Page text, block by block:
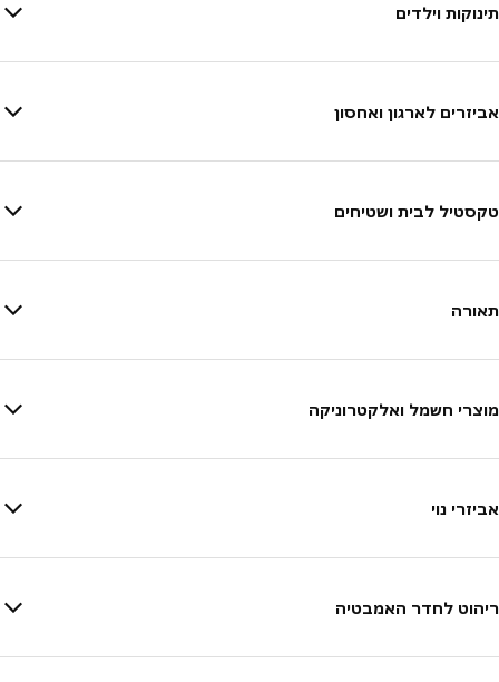
תינוקות וילדים
אביזרים לארגון ואחסון
טקסטיל לבית ושטיחים
תאורה
מוצרי חשמל ואלקטרוניקה
אביזרי נוי
ריהוט לחדר האמבטיה